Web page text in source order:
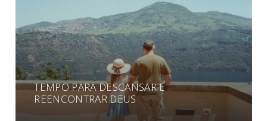
TEMPO PARA DESCANSAR E
REENCONTRAR DEUS